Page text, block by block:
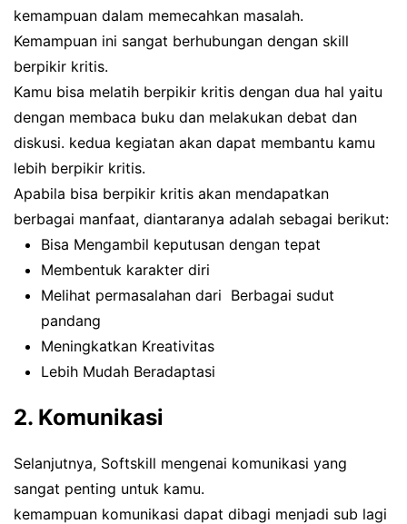
kemampuan dalam memecahkan masalah.
Kemampuan ini sangat berhubungan dengan skill
berpikir kritis.
Kamu bisa melatih berpikir kritis dengan dua hal yaitu
dengan membaca buku dan melakukan debat dan
diskusi. kedua kegiatan akan dapat membantu kamu
lebih berpikir kritis.
Apabila bisa berpikir kritis akan mendapatkan
berbagai manfaat, diantaranya adalah sebagai berikut:
Bisa Mengambil keputusan dengan tepat
Membentuk karakter diri
Melihat permasalahan dari Berbagai sudut
pandang
Meningkatkan Kreativitas
Lebih Mudah Beradaptasi
2. Komunikasi
Selanjutnya, Softskill mengenai komunikasi yang
sangat penting untuk kamu.
kemampuan komunikasi dapat dibagi menjadi sub lagi